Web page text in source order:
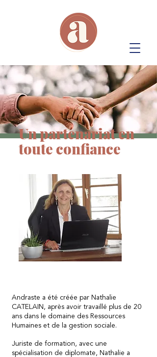
Un partenariat en
toute confiance
Andraste a été créée par Nathalie
CATELAIN, après avoir travaillé plus de 20
ans dans le domaine des Ressources
Humaines et de la gestion sociale.
Juriste de formation, avec une
spécialisation de diplomate, Nathalie a